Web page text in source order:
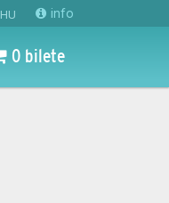
HU info
0 bilete